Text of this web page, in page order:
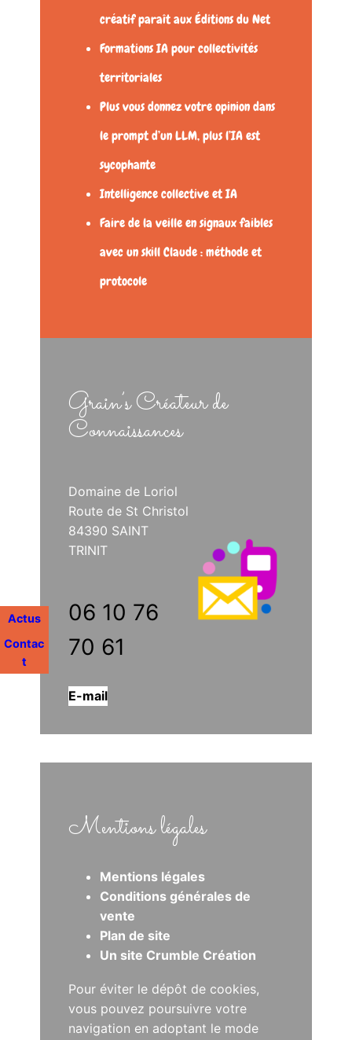
Actus
Contac
t
créatif paraît aux Éditions du Net
Formations IA pour collectivités
territoriales
Plus vous donnez votre opinion dans
le prompt d’un LLM, plus l’IA est
sycophante
Intelligence collective et IA
Faire de la veille en signaux faibles
avec un skill Claude : méthode et
protocole
Grain’s Créateur de
Connaissances
Domaine de Loriol
Route de St Christol
84390 SAINT
TRINIT
06 10 76
70 61
E-mail
Mentions légales
Mentions légales
Conditions générales de
vente
Plan de site
Un site Crumble Création
Pour éviter le dépôt de cookies,
vous pouvez poursuivre votre
navigation en adoptant le mode